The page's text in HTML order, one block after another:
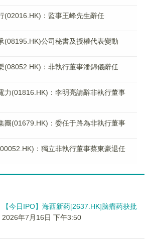
(02016.HK)：監事王峰先生辭任
(08195.HK)公司秘書及授權代表變動
(08052.HK)：非執行董事潘錦儀辭任
力(01816.HK)：李明亮請辭非執行董事
團(01679.HK)：委任于路為非執行董事
：獨立非執行董事蔡東豪退任
【今日IPO】海西新药[2637.HK]脑瘤药获批
2026年7月16日 下午3:50